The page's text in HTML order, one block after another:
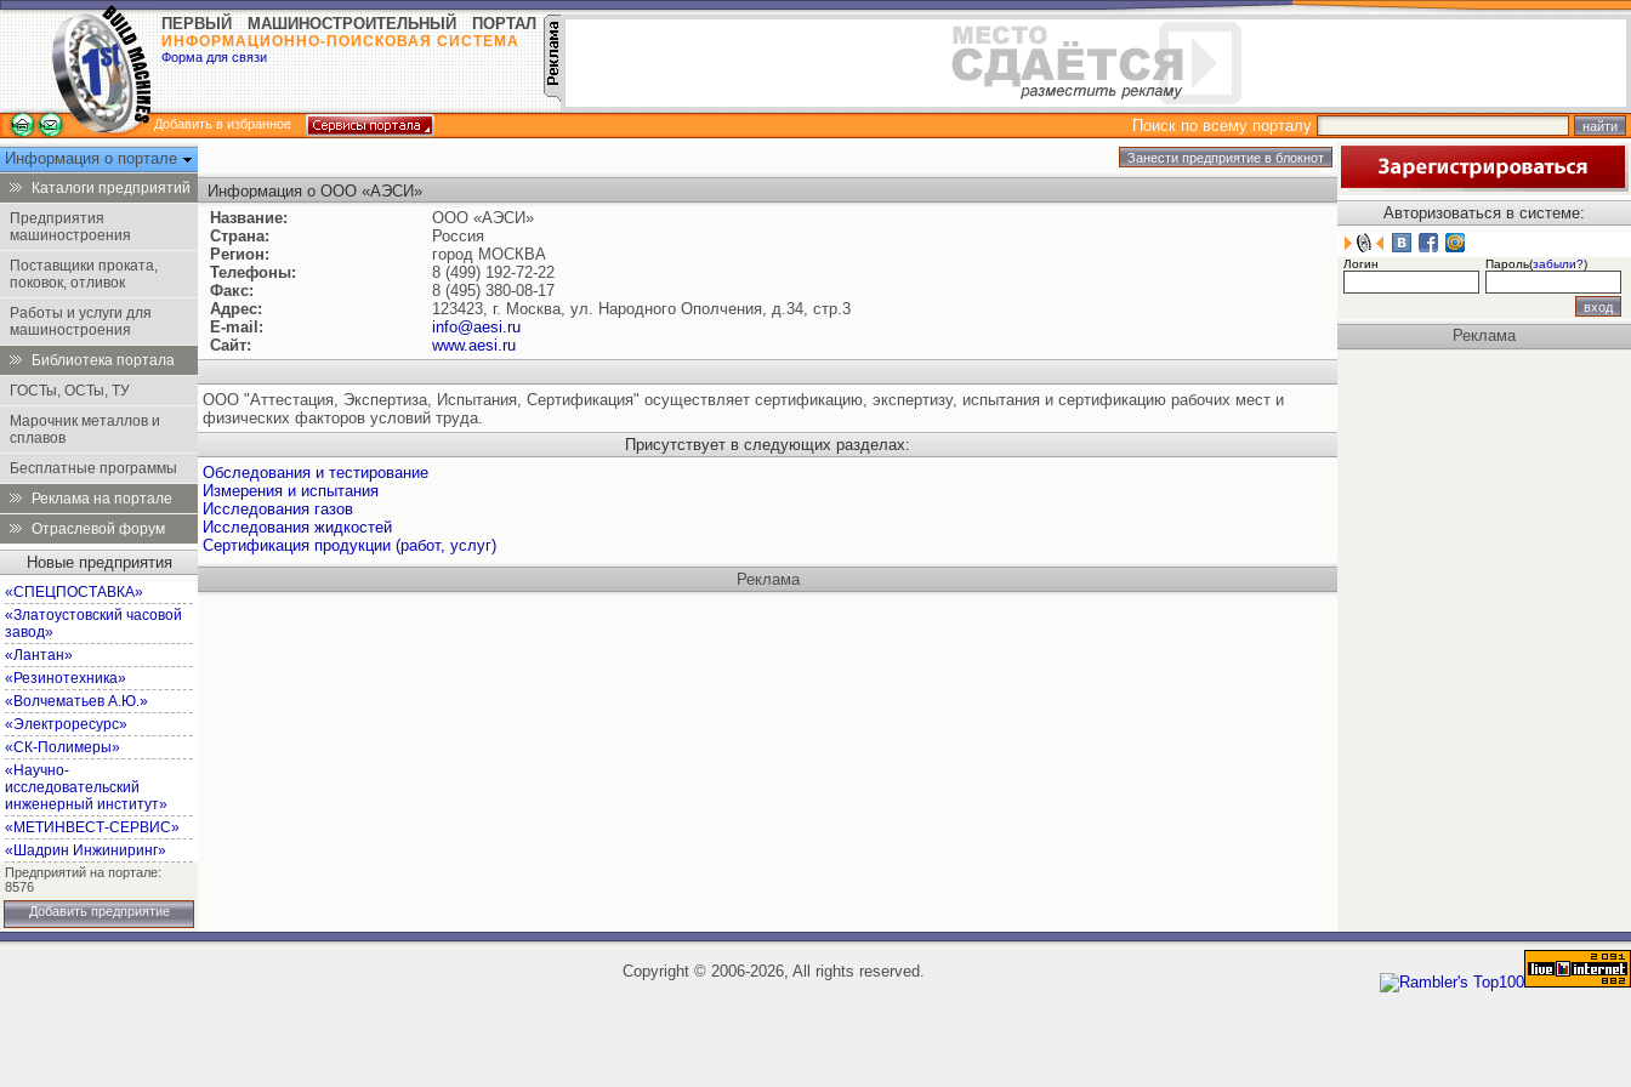
ПЕРВЫЙ МАШИНОСТРОИТЕЛЬНЫЙ ПОРТАЛ
ИНФОРМАЦИОННО-ПОИСКОВАЯ СИСТЕМА
Форма для связи
Добавить в избранное
Поиск по всему порталу
Информация о портале
Каталоги предприятий
Предприятия
машиностроения
Поставщики проката,
поковок, отливок
Работы и услуги для
машиностроения
Библиотека портала
ГОСТы, ОСТы, ТУ
Марочник металлов и
сплавов
Бесплатные программы
Реклама на портале
Отраслевой форум
Новые предприятия
«СПЕЦПОСТАВКА»
«Златоустовский часовой
завод»
«Лантан»
«Резинотехника»
«Волчематьев А.Ю.»
«Электроресурс»
«СК-Полимеры»
«Научно-
исследовательский
инженерный институт»
«МЕТИНВЕСТ-СЕРВИС»
«Шадрин Инжиниринг»
Предприятий на портале:
8576
Добавить предприятие
Информация о ООО «АЭСИ»
Название:
ООО «АЭСИ»
Страна:
Россия
Регион:
город МОСКВА
Телефоны:
8 (499) 192-72-22
Факс:
8 (495) 380-08-17
Адрес:
123423, г. Москва, ул. Народного Ополчения, д.34, стр.3
E-mail:
info@aesi.ru
Сайт:
www.aesi.ru
ООО "Аттестация, Экспертиза, Испытания, Сертификация" осуществляет сертификацию, экспертизу, испытания и сертификацию рабочих мест и
физических факторов условий труда.
Присутствует в следующих разделах:
Обследования и тестирование
Измерения и испытания
Исследования газов
Исследования жидкостей
Сертификация продукции (работ, услуг)
Реклама
Авторизоваться в системе:
Логин Пароль(забыли?)
Реклама
Copyright ©2006-2026, All rights reserved.